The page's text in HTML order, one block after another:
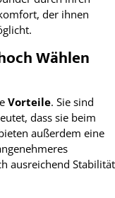
der ihnen
Wählen
Vorteile. Sie sind
dass sie beim
außerdem eine
ausreichend Stabilität